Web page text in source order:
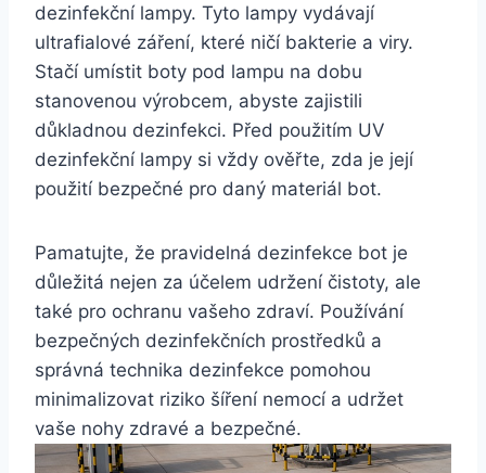
dezinfekční ⁤lampy. Tyto ​lampy vydávají
ultrafialové záření, které ničí⁢ bakterie a viry.
Stačí umístit boty ‌pod lampu na⁣ dobu
stanovenou výrobcem, ​abyste zajistili
důkladnou dezinfekci. Před ‍použitím⁢ UV
dezinfekční lampy​ si vždy ověřte, ⁢zda je její
použití bezpečné pro⁣ daný materiál bot.
Pamatujte, že pravidelná dezinfekce bot je​
důležitá nejen za účelem udržení čistoty, ale
také pro ochranu vašeho zdraví. Používání
bezpečných dezinfekčních prostředků a
správná ‍technika dezinfekce pomohou
‍minimalizovat riziko šíření nemocí a udržet
vaše ‌nohy zdravé a bezpečné.